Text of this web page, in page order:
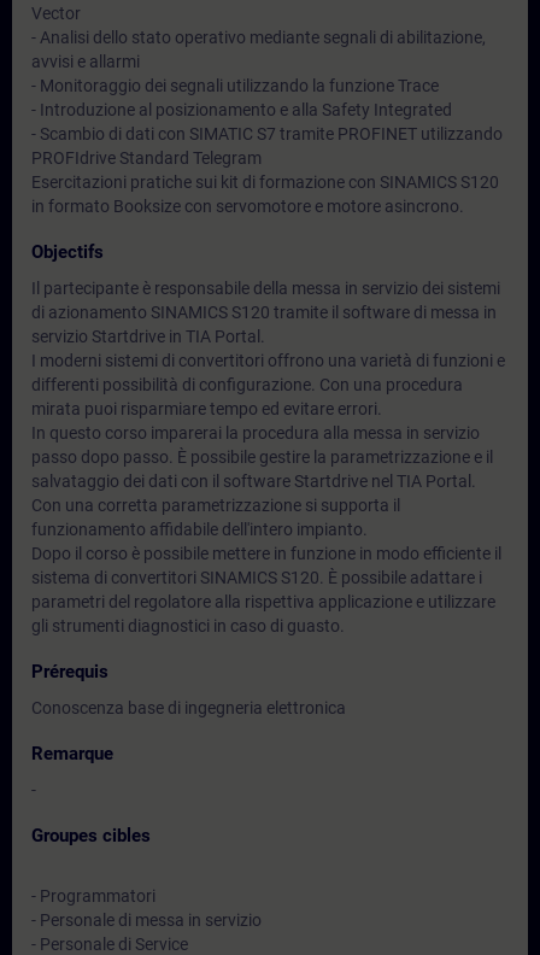
Vector
- Analisi dello stato operativo mediante segnali di abilitazione,
avvisi e allarmi
- Monitoraggio dei segnali utilizzando la funzione Trace
- Introduzione al posizionamento e alla Safety Integrated
- Scambio di dati con SIMATIC S7 tramite PROFINET utilizzando
PROFIdrive Standard Telegram
Esercitazioni pratiche sui kit di formazione con SINAMICS S120
in formato Booksize con servomotore e motore asincrono.
Objectifs
Il partecipante è responsabile della messa in servizio dei sistemi
di azionamento SINAMICS S120 tramite il software di messa in
servizio Startdrive in TIA Portal.
I moderni sistemi di convertitori offrono una varietà di funzioni e
differenti possibilità di configurazione. Con una procedura
mirata puoi risparmiare tempo ed evitare errori.
In questo corso imparerai la procedura alla messa in servizio
passo dopo passo. È possibile gestire la parametrizzazione e il
salvataggio dei dati con il software Startdrive nel TIA Portal.
Con una corretta parametrizzazione si supporta il
funzionamento affidabile dell'intero impianto.
Dopo il corso è possibile mettere in funzione in modo efficiente il
sistema di convertitori SINAMICS S120. È possibile adattare i
parametri del regolatore alla rispettiva applicazione e utilizzare
gli strumenti diagnostici in caso di guasto.
Prérequis
Conoscenza base di ingegneria elettronica
Remarque
-
Groupes cibles
- Programmatori
- Personale di messa in servizio
- Personale di Service